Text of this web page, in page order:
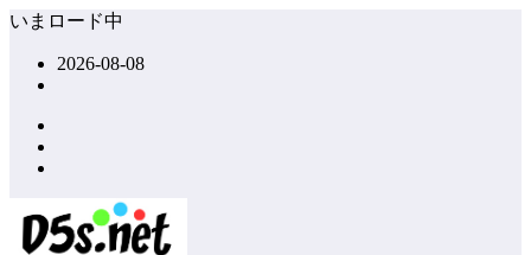
コ
ッ
プ
いまロード中
2026-08-08